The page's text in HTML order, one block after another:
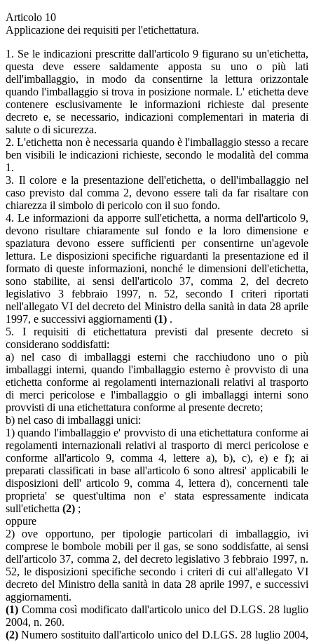
Articolo 10
Applicazione dei requisiti per l'etichettatura.
1. Se le indicazioni prescritte dall'articolo 9 figurano su un'etichetta,
questa deve essere saldamente apposta su uno o più lati
dell'imballaggio, in modo da consentirne la lettura orizzontale
quando l'imballaggio si trova in posizione normale. L' etichetta deve
contenere esclusivamente le informazioni richieste dal presente
decreto e, se necessario, indicazioni complementari in materia di
salute o di sicurezza.
2. L'etichetta non è necessaria quando è l'imballaggio stesso a recare
ben visibili le indicazioni richieste, secondo le modalità del comma
1.
3. Il colore e la presentazione dell'etichetta, o dell'imballaggio nel
caso previsto dal comma 2, devono essere tali da far risaltare con
chiarezza il simbolo di pericolo con il suo fondo.
4. Le informazioni da apporre sull'etichetta, a norma dell'articolo 9,
devono risultare chiaramente sul fondo e la loro dimensione e
spaziatura devono essere sufficienti per consentirne un'agevole
lettura. Le disposizioni specifiche riguardanti la presentazione ed il
formato di queste informazioni, nonché le dimensioni dell'etichetta,
sono stabilite, ai sensi dell'articolo 37, comma 2, del decreto
legislativo 3 febbraio 1997, n. 52, secondo I criteri riportati
nell'allegato VI del decreto del Ministro della sanità in data 28 aprile
1997, e successivi aggiornamenti (1) .
5. I requisiti di etichettatura previsti dal presente decreto si
considerano soddisfatti:
a) nel caso di imballaggi esterni che racchiudono uno o più
imballaggi interni, quando l'imballaggio esterno è provvisto di una
etichetta conforme ai regolamenti internazionali relativi al trasporto
di merci pericolose e l'imballaggio o gli imballaggi interni sono
provvisti di una etichettatura conforme al presente decreto;
b) nel caso di imballaggi unici:
1) quando l'imballaggio e' provvisto di una etichettatura conforme ai
regolamenti internazionali relativi al trasporto di merci pericolose e
conforme all'articolo 9, comma 4, lettere a), b), c), e) e f); ai
preparati classificati in base all'articolo 6 sono altresi' applicabili le
disposizioni dell' articolo 9, comma 4, lettera d), concernenti tale
proprieta' se quest'ultima non e' stata espressamente indicata
sull'etichetta (2) ;
oppure
2) ove opportuno, per tipologie particolari di imballaggio, ivi
comprese le bombole mobili per il gas, se sono soddisfatte, ai sensi
dell'articolo 37, comma 2, del decreto legislativo 3 febbraio 1997, n.
52, le disposizioni specifiche secondo i criteri di cui all'allegato VI
decreto del Ministro della sanità in data 28 aprile 1997, e successivi
aggiornamenti.
(1) Comma così modificato dall'articolo unico del D.LGS. 28 luglio
2004, n. 260.
(2)Numero sostituito dall'articolo unico del D.LGS. 28 luglio 2004,